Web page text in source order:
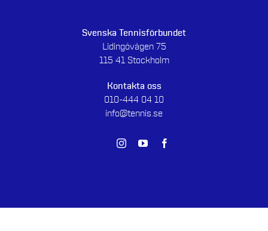
Svenska Tennisförbundet
Lidingövägen 75
115 41 Stockholm
Kontakta oss
010-444 04 10
info@tennis.se